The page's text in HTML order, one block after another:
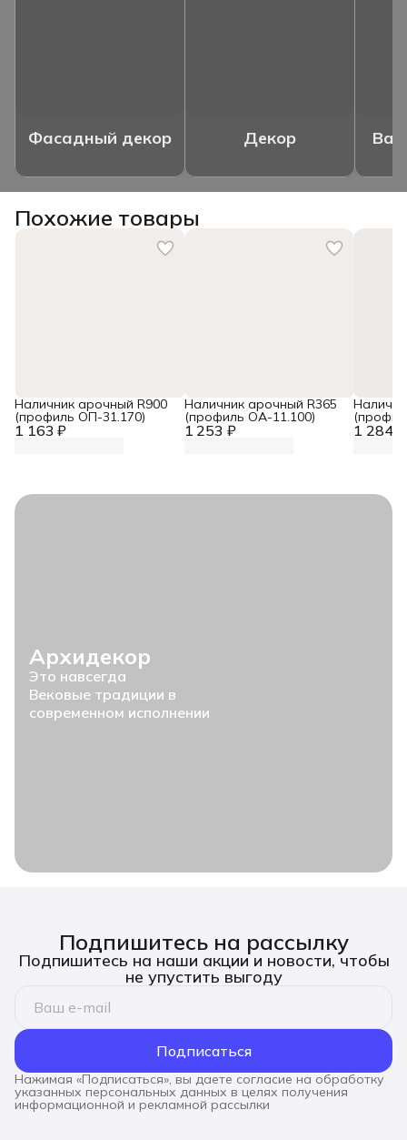
Фасадный декор Декор
Похожие товары
1 163 ₽
Наличник арочный R900
(профиль ОП-31.170)
1 253 ₽
Наличник арочный R365
(профиль ОА-11.100)
1 284 ₽
Архидекор
Это навсегда
Вековые традиции в
современном исполнении
Подпишитесь на рассылку
Подпишитесь на наши акции и новости, чтобы
не упустить выгоду
Подписаться
Нажимая «Подписаться», вы даете согласие на обработку
указанных персональных данных в целях получения
информационной и рекламной рассылки